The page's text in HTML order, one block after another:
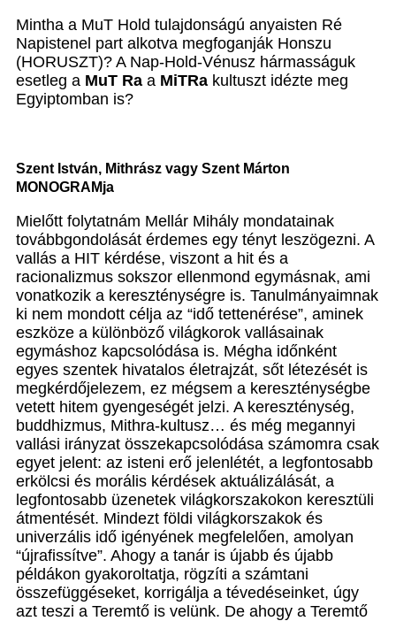
Mintha a MuT Hold tulajdonságú anyaisten Ré
Napistenel part alkotva megfoganják Honszu
(HORUSZT)? A Nap-Hold-Vénusz hármasságuk
esetleg a MuT Ra a MiTRa kultuszt idézte meg
Egyiptomban is?
Szent István, Mithrász vagy Szent Márton
MONOGRAMja
Mielőtt folytatnám Mellár Mihály mondatainak
továbbgondolását érdemes egy tényt leszögezni. A
vallás a HIT kérdése, viszont a hit és a
racionalizmus sokszor ellenmond egymásnak, ami
vonatkozik a kereszténységre is. Tanulmányaimnak
ki nem mondott célja az “idő tettenérése”, aminek
eszköze a különböző világkorok vallásainak
egymáshoz kapcsolódása is. Mégha időnként
egyes szentek hivatalos életrajzát, sőt létezését is
megkérdőjelezem, ez mégsem a kereszténységbe
vetett hitem gyengeségét jelzi. A kereszténység,
buddhizmus, Mithra-kultusz… és még megannyi
vallási irányzat összekapcsolódása számomra csak
egyet jelent: az isteni erő jelenlétét, a legfontosabb
erkölcsi és morális kérdések aktuálizálását, a
legfontosabb üzenetek világkorszakokon keresztüli
átmentését. Mindezt földi világkorszakok és
univerzális idő igényének megfelelően, amolyan
“újrafissítve”. Ahogy a tanár is újabb és újabb
példákon gyakoroltatja, rögzíti a számtani
összefüggéseket, korrigálja a tévedéseinket, úgy
azt teszi a Teremtő is velünk. De ahogy a Teremtő